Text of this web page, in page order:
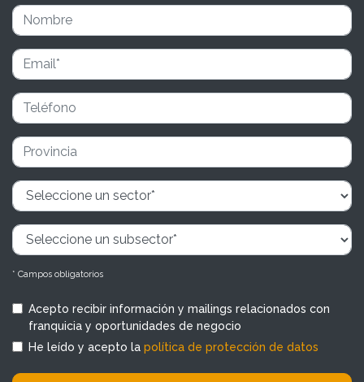
* Campos obligatorios
Acepto recibir información y mailings relacionados con
franquicia y oportunidades de negocio
He leído y acepto la política de protección de datos